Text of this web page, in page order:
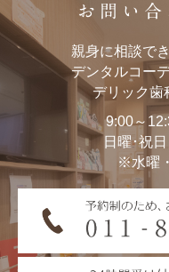
お問い
親身に相談で
デンタルコー
デリック歯
9:00～
日曜･祝
※水曜